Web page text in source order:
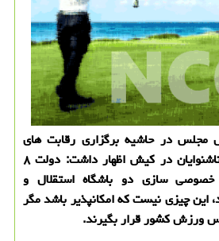
در حاشیه برگزاری رقابت های
فوتبال انتخابی المپیک ناشنوایان در کیش اظهار داشت: دولت ۸
سازی دو باشگاه استقلال و
چیزی نیست که امکانپذیر باشد مگر
ورزش کشور قرار بگیرند.